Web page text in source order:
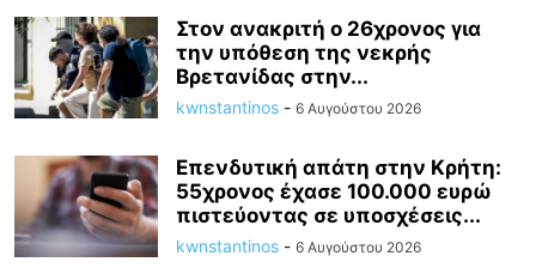
Στον ανακριτή ο 26χρονος για
την υπόθεση της νεκρής
Βρετανίδας στην...
kwnstantinos - 6 Αυγούστου 2026
Επενδυτική απάτη στην Κρήτη:
55χρονος έχασε 100.000 ευρώ
πιστεύοντας σε υποσχέσεις...
kwnstantinos - 6 Αυγούστου 2026